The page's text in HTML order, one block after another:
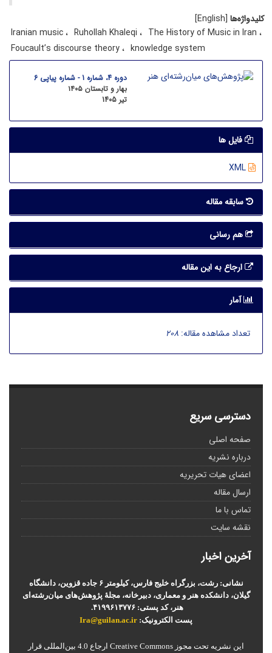
کلیدواژه‌ها [English]
Iranian music
Ruhollah Khaleqi
The History of Music in Iran
Foucault’s discourse theory
knowledge system
دوره 4، شماره 1 - شماره پیاپی 6
بهار و تابستان ۱۴۰۵
تیر 1405
فایل ها
سابقه مقاله
هم رسانی
ارجاع به این مقاله
آمار
تعداد مشاهده مقاله: 208
دسترسی سریع
صفحه اصلی
درباره نشریه
اعضای هیات تحریریه
ارسال مقاله
تماس با ما
نقشه سایت
آخرین اخبار
نشانی: رشت، بزرگراه خلیج فارس، کیلومتر ۶ جاده قزوین، دانشگاه
گیلان، دانشکده هنر و معماری، دبیرخانه، مجلۀ پژوهش‌های میان‌رشته‌ای
هنر، کد پستی: ۴۱۹۹۶۱۳۷۷۶.
پست الکترونیک: Ira@guilan.ac.ir
این نشریه تحت مجوز Creative Commons ارجاع 4.0 بین‌المللی قرار